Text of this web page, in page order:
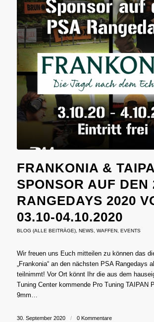
FRANKONIA &
SPONSOR AUF DEN
RANGEDAYS 2020
03.10-04.10.2020
BLOG (ALLE BEITRÄGE), NEWS, WAFFEN, EVENTS
Wir freuen uns Euch mitteilen zu können das
„Frankonia“ an den nächsten PSA Rangedays
teilnimmt! Vor Ort könnt Ihr die aus dem
Tuning Center kommende Pro Tuning TAIPAN
9mm…
30. September 2020 / 0 Kommentare